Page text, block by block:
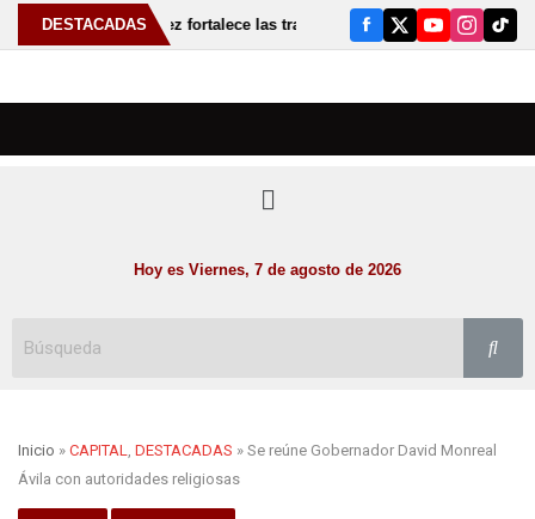
DESTACADAS
Rodríguez fortalece las tradiciones de Susticacán con elección
Hoy es Viernes, 7 de agosto de 2026
Inicio » CAPITAL, DESTACADAS » Se reúne Gobernador David Monreal
Ávila con autoridades religiosas